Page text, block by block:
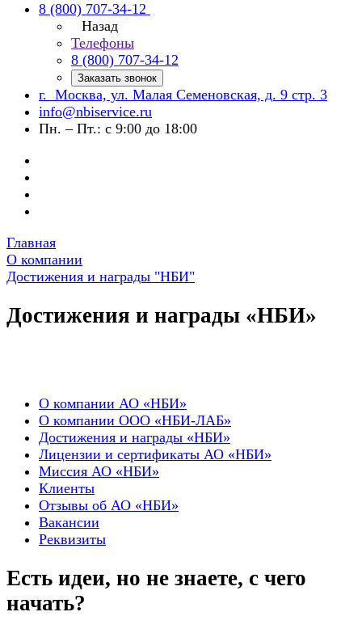
8 (800) 707-34-12
Назад
Телефоны
8 (800) 707-34-12
Заказать звонок
г. Москва, ул. Малая Семеновская, д. 9 стр. 3
info@nbiservice.ru
Пн. – Пт.: с 9:00 до 18:00
Главная
О компании
Достижения и награды "НБИ"
Достижения и награды «НБИ»
О компании АО «НБИ»
О компании ООО «НБИ-ЛАБ»
Достижения и награды «НБИ»
Лицензии и сертификаты АО «НБИ»
Миссия АО «НБИ»
Клиенты
Отзывы об АО «НБИ»
Вакансии
Реквизиты
Есть идеи, но не знаете, с чего
начать?